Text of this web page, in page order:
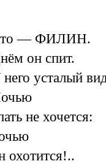
— ФИЛИН.
он спит.
усталый
не хочется:
охотится!..